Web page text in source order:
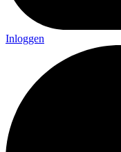
Inloggen